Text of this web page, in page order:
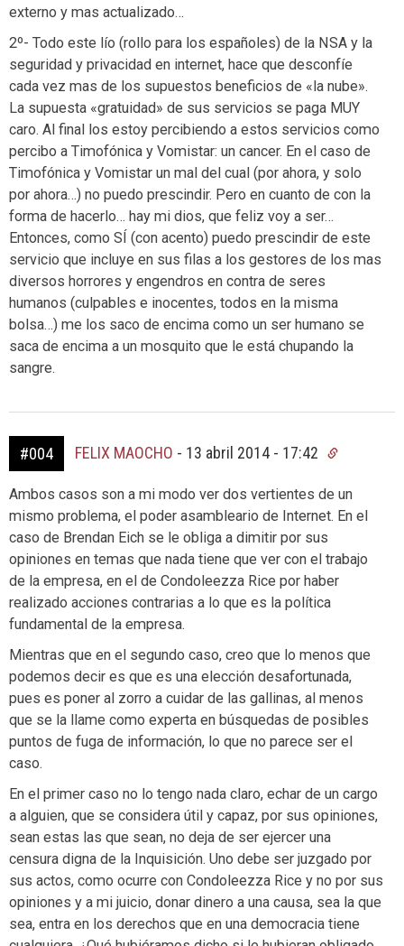
externo y mas actualizado…
2º- Todo este lío (rollo para los españoles) de la NSA y la
seguridad y privacidad en internet, hace que desconfíe
cada vez mas de los supuestos beneficios de «la nube».
La supuesta «gratuidad» de sus servicios se paga MUY
caro. Al final los estoy percibiendo a estos servicios como
percibo a Timofónica y Vomistar: un cancer. En el caso de
Timofónica y Vomistar un mal del cual (por ahora, y solo
por ahora…) no puedo prescindir. Pero en cuanto de con la
forma de hacerlo… hay mi dios, que feliz voy a ser…
Entonces, como SÍ (con acento) puedo prescindir de este
servicio que incluye en sus filas a los gestores de los mas
diversos horrores y engendros en contra de seres
humanos (culpables e inocentes, todos en la misma
bolsa…) me los saco de encima como un ser humano se
saca de encima a un mosquito que le está chupando la
sangre.
#004 FELIX MAOCHO - 13 abril 2014 - 17:42
Ambos casos son a mi modo ver dos vertientes de un
mismo problema, el poder asambleario de Internet. En el
caso de Brendan Eich se le obliga a dimitir por sus
opiniones en temas que nada tiene que ver con el trabajo
de la empresa, en el de Condoleezza Rice por haber
realizado acciones contrarias a lo que es la política
fundamental de la empresa.
Mientras que en el segundo caso, creo que lo menos que
podemos decir es que es una elección desafortunada,
pues es poner al zorro a cuidar de las gallinas, al menos
que se la llame como experta en búsquedas de posibles
puntos de fuga de información, lo que no parece ser el
caso.
En el primer caso no lo tengo nada claro, echar de un cargo
a alguien, que se considera útil y capaz, por sus opiniones,
sean estas las que sean, no deja de ser ejercer una
censura digna de la Inquisición. Uno debe ser juzgado por
sus actos, como ocurre con Condoleezza Rice y no por sus
opiniones y a mi juicio, donar dinero a una causa, sea la que
sea, entra en los derechos que en una democracia tiene